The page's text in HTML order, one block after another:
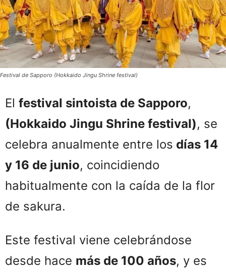
Festival de Sapporo (Hokkaido Jingu Shrine festival)
El festival sintoista de Sapporo,
(Hokkaido Jingu Shrine festival), se
celebra anualmente entre los días 14
y 16 de junio, coincidiendo
habitualmente con la caída de la flor
de sakura.
Este festival viene celebrándose
desde hace más de 100 años, y es